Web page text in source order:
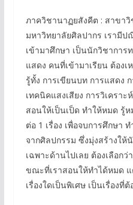
ภาควิชานาฏยสังคีต : สาขา
มหาวิทยาลัยศิลปากร เรามี
เข้ามาศึกษา เป็นนักวิชากา
แสดง คนที่เข้ามาเรียน ต้องเ
รู้ทั้ง การเขียนบท การแสดง
เทคนิคแสงเสียง การวิเครา
สอนให้เป็นเป็ด ทำให้หมด รู้
ต่อ 1 เรื่อง เพื่อจบการศึกษา
จากศิลปกรรม ซึ่งมุ่งสร้างใ
เฉพาะด้านไปเลย ต้องเลือก
ขณะที่เราสอนให้ทำได้หมด
เรื่องใดเป็นพิเศษ เป็นเรื่อง